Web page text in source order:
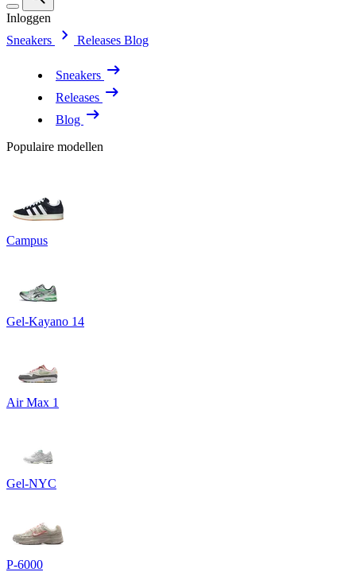
Inloggen
Sneakers
Releases Blog
Sneakers
Releases
Blog
Populaire modellen
Campus
Gel-Kayano 14
Air Max 1
Gel-NYC
P-6000